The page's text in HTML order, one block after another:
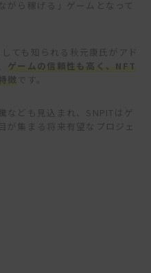
がら稼げる」ゲームとなって
ても知られる秋元康氏がアド
ゲームの信頼性も高く、NFT
徴 です。
なども見込まれ、SNPITはゲ
が集まる将来有望なプロジェ